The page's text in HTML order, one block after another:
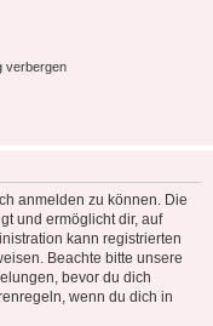
verbergen
anmelden zu können. Die
und ermöglicht dir, auf
kann registrierten
Beachte bitte unsere
bevor du dich
wenn du dich in